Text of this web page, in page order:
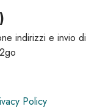
indirizzi e invio di
Policy